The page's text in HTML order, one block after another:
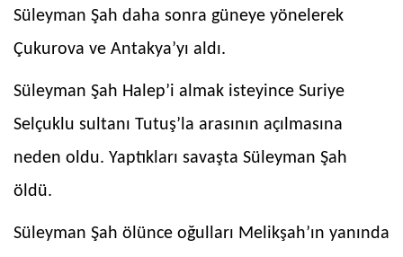
Süleyman Şah daha sonra güneye yönelerek
Çukurova ve Antakya’yı aldı.
Süleyman Şah Halep’i almak isteyince Suriye
Selçuklu sultanı Tutuş’la arasının açılmasına
neden oldu. Yaptıkları savaşta Süleyman Şah
öldü.
Süleyman Şah ölünce oğulları Melikşah’ın yanında